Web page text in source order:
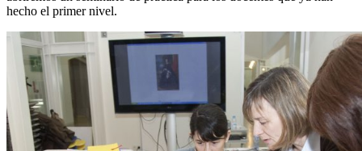
hecho el primer nivel.